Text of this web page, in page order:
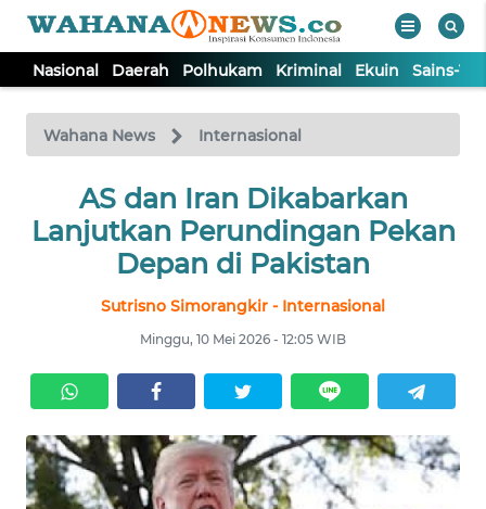
Nasional Daerah Polhukam Kriminal Ekuin Sains-
Wahana News Internasional
AS dan Iran Dikabarkan
Lanjutkan Perundingan Pekan
Depan di Pakistan
Sutrisno Simorangkir - Internasional
Minggu, 10 Mei 2026 - 12:05 WIB
TV
Tutup
NASIONAL
POLHUKAM
KRIMINAL
EKUIN
SAINS-TEKNO